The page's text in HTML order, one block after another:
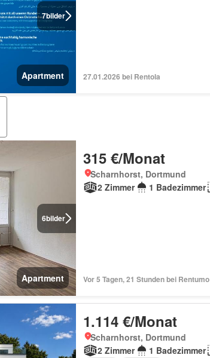
7bilder
Apartment 27.01.2026 bei Rentola
6bilder
Apartment
315 €/Monat
Scharnhorst, Dortmund
2 Zimmer
1 Badezimmer
Vor 5 Tagen, 21 Stunden bei Rentumo
1.114 €/Monat
Scharnhorst, Dortmund
2 Zimmer
1 Badezimmer